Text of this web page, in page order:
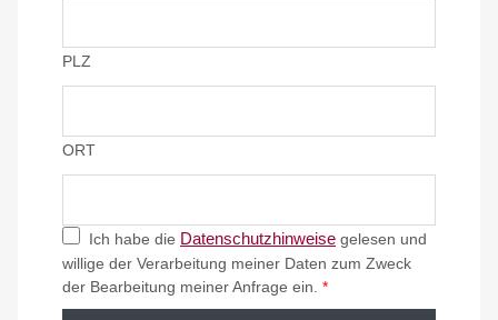
PLZ
ORT
Ich habe die Datenschutzhinweise gelesen und
willige der Verarbeitung meiner Daten zum Zweck
der Bearbeitung meiner Anfrage ein. *